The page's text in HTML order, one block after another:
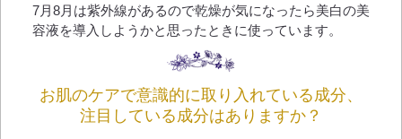
7月8月は紫外線があるので乾燥が気になったら美白の美
容液を導入しようかと思ったときに使っています。
お肌のケアで意識的に取り入れている成分、
注目している成分はありますか？